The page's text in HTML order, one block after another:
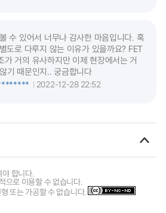
수 있어서 너무나 감사한 마음입니다. 혹
도로 다루지 않는 이유가 있을까요? FET
가 거의 유사하지만 이제 현장에서는 거
기 때문인지.. 궁금합니다
2022-12-28 22:52
합니다.
으로 이용할 수 없습니다.
또는 가공할 수 없습니다.